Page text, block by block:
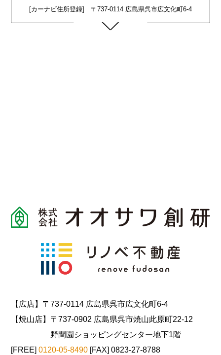
[カーナビ住所登録] 〒737-0114 広島県呉市広文化町6-4
【広店】〒737-0114 広島県呉市広文化町6-4
【焼山店】〒737-0902 広島県呉市焼山此原町22-12
野間園ショッピングセンター地下1階
[FREE]0120-05-8490 [FAX] 0823-27-8788